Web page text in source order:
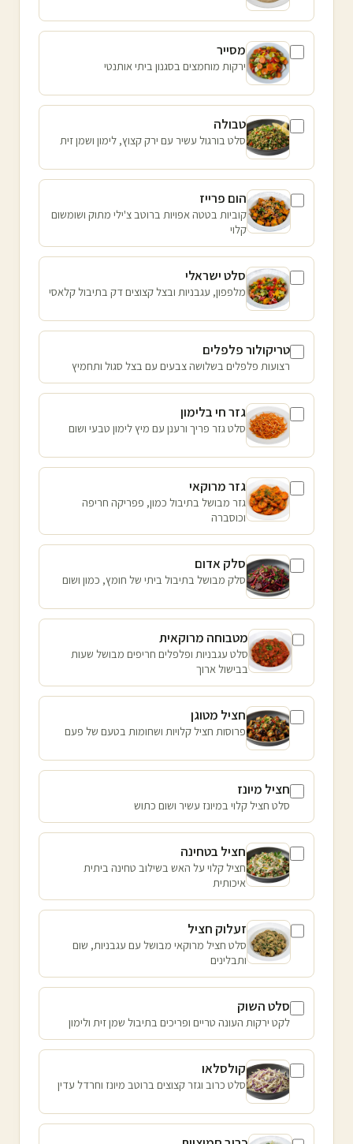
מסייר
ירקות מוחמצים בסגנון ביתי אותנטי
טבולה
סלט בורגול עשיר עם ירק קצוץ, לימון ושמן זית
הום פרייז
קוביות בטטה אפויות ברוטב צ'ילי מתוק ושומשום
קלוי
סלט ישראלי
מלפפון, עגבניות ובצל קצוצים דק בתיבול קלאסי
טריקולור פלפלים
רצועות פלפלים בשלושה צבעים עם בצל סגול ותחמיץ
גזר חי בלימון
סלט גזר פריך ורענן עם מיץ לימון טבעי ושום
גזר מרוקאי
גזר מבושל בתיבול כמון, פפריקה חריפה
וכוסברה
סלק אדום
סלק מבושל בתיבול ביתי של חומץ, כמון ושום
מטבוחה מרוקאית
סלט עגבניות ופלפלים חריפים מבושל שעות
בבישול ארוך
חציל מטוגן
פרוסות חציל קלויות ושחומות בטעם של פעם
חציל מיונז
סלט חציל קלוי במיונז עשיר ושום כתוש
חציל בטחינה
חציל קלוי על האש בשילוב טחינה ביתית
איכותית
זעלוק חציל
סלט חציל מרוקאי מבושל עם עגבניות, שום
ותבלינים
סלט השוק
לקט ירקות העונה טריים ופריכים בתיבול שמן זית ולימון
קולסלאו
סלט כרוב וגזר קצוצים ברוטב מיונז וחרדל עדין